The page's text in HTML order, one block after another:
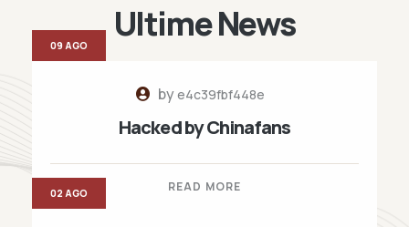
Ultime News
bye4c39fbf448e
Hacked by Chinafans
READ MORE
09 AGO
02 AGO